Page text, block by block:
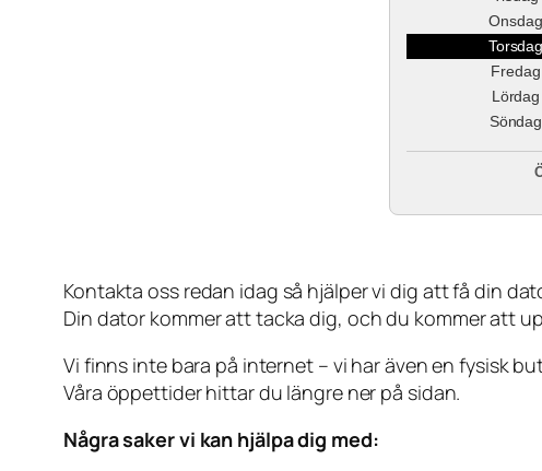
Onsdag
Torsdag
Fredag
Lördag
Söndag
Kontakta oss redan idag så hjälper vi dig att få din
Din dator kommer att tacka dig, och du kommer att
Vi finns inte bara på internet – vi har även en fysisk
Våra öppettider hittar du längre ner på sidan.
Några saker vi kan hjälpa dig med: